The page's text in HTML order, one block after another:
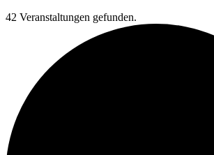
42 Veranstaltungen gefunden.